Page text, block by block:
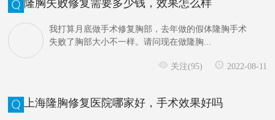
隆胸失败修复需要多少钱，效果怎么样
我打算月底做手术修复胸部，去年做的假体隆胸手术
失败了胸部大小不一样。请问现在做隆胸...
关注(95) 2022-08-11
上海隆胸修复医院哪家好，手术效果好吗